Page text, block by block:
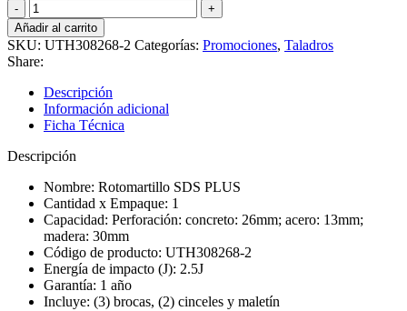
Taladro
rotomartillo
SDS
PLUS
800W
UTH308268-
2
Total
cantidad
Añadir al carrito
SKU: UTH308268-2 Categorías: Promociones, Taladros
Share:
Descripción
Información adicional
Ficha Técnica
Descripción
Nombre: Rotomartillo SDS PLUS
Cantidad x Empaque: 1
Capacidad: Perforación: concreto: 26mm; acero: 13mm;
madera: 30mm
Código de producto: UTH308268-2
Energía de impacto (J): 2.5J
Garantía: 1 año
Incluye: (3) brocas, (2) cinceles y maletín